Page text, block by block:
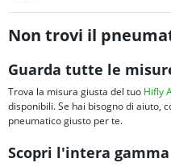
Non trovi il
Guarda tutte le
Trova la misura giusta del tuo Hifly
disponibili. Se hai bisogno di aiuto,
pneumatico giusto per te.
Scopri l'intera